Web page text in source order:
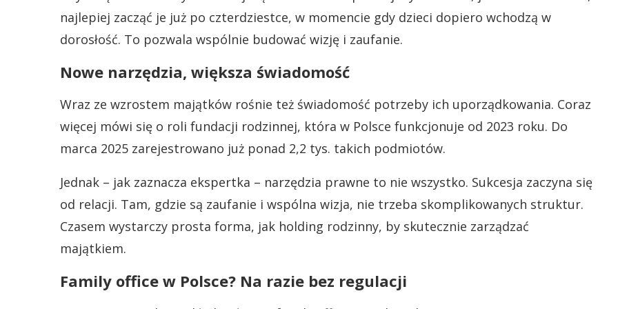
najlepiej zacząć je już po czterdziestce, w momencie gdy dzieci dopiero wchodzą w
dorosłość. To pozwala wspólnie budować wizję i zaufanie.
Nowe narzędzia, większa świadomość
Wraz ze wzrostem majątków rośnie też świadomość potrzeby ich uporządkowania. Coraz
więcej mówi się o roli fundacji rodzinnej, która w Polsce funkcjonuje od 2023 roku. Do
marca 2025 zarejestrowano już ponad 2,2 tys. takich podmiotów.
Jednak – jak zaznacza ekspertka – narzędzia prawne to nie wszystko. Sukcesja zaczyna się
od relacji. Tam, gdzie są zaufanie i wspólna wizja, nie trzeba skomplikowanych struktur.
Czasem wystarczy prosta forma, jak holding rodzinny, by skutecznie zarządzać
majątkiem.
Family office w Polsce? Na razie bez regulacji